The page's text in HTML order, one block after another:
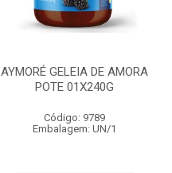
AYMORÉ GELEIA DE AMORA
POTE 01X240G
Código: 9789
Embalagem: UN/1